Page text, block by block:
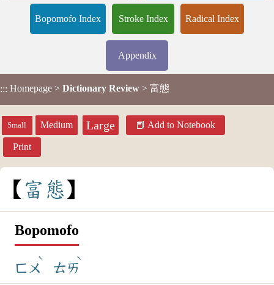
Bopomofo Index Stroke Index Radical Index
Appendix
::: Homepage > Dictionary Review > 富態
Small Medium Large Add to Notebook
Print
富 態
Bopomofo
ㄈㄨ
ˋ
ㄊㄞ
ˋ